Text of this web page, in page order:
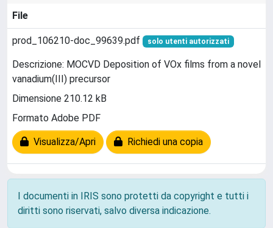
File
prod_106210-doc_99639.pdf solo utenti autorizzati
Descrizione: MOCVD Deposition of VOx films from a novel
vanadium(III) precursor
Dimensione 210.12 kB
Formato Adobe PDF
Visualizza/Apri Richiedi una copia
I documenti in IRIS sono protetti da copyright e tutti i
diritti sono riservati, salvo diversa indicazione.